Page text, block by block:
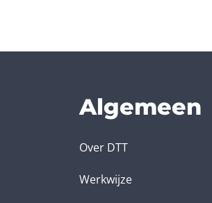
Algemeen
Over DTT
Werkwijze